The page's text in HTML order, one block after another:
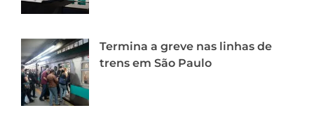
Termina a greve nas linhas de
trens em São Paulo